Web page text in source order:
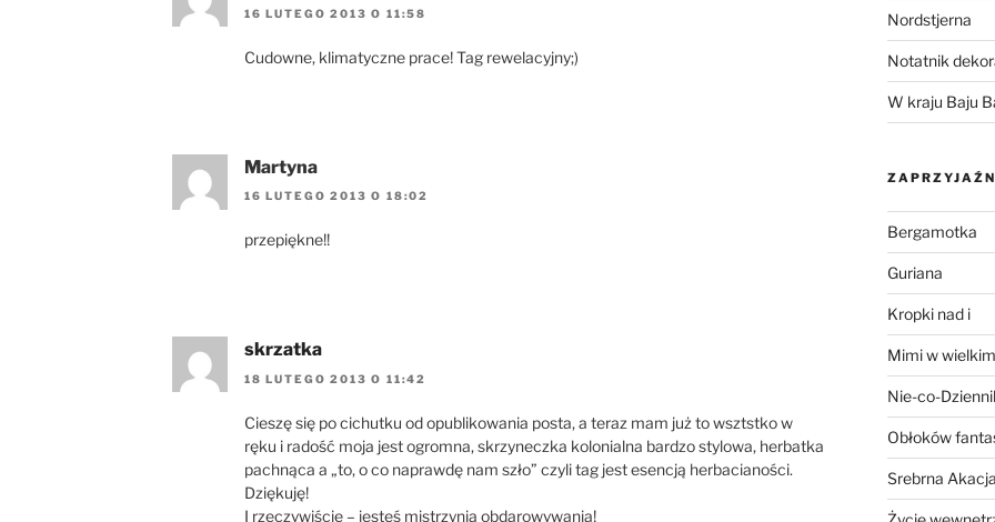
16 LUTEGO 2013 O 11:58
Cudowne, klimatyczne prace! Tag rewelacyjny;)
Martyna
16 LUTEGO 2013 O 18:02
przepiękne!!
skrzatka
18 LUTEGO 2013 O 11:42
Cieszę się po cichutku od opublikowania posta, a teraz mam już to wsztstko w
ręku i radość moja jest ogromna, skrzyneczka kolonialna bardzo stylowa, herbatka
pachnąca a „to, o co naprawdę nam szło” czyli tag jest esencją herbacianości.
Dziękuję!
I rzeczywiście – jesteś mistrzynią obdarowywania!
Nordstjerna
Notatnik
W kraju Baju
Bergamotka
Guriana
Kropki nad i
Mimi w
Nie-co-
Obłoków
Srebrna Akacja